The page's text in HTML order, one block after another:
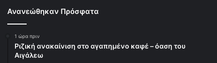
Ανανεώθηκαν Πρόσφατα
1 ώρα πριν
Ριζική ανακαίνιση στο αγαπημένο καφέ – όαση του
Αιγάλεω